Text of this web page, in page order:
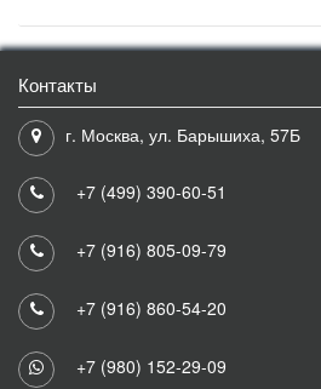
Контакты
г. Москва, ул. Барышиха, 57Б
+7 (499) 390-60-51
+7 (916) 805-09-79
+7 (916) 860-54-20
+7 (980) 152-29-09